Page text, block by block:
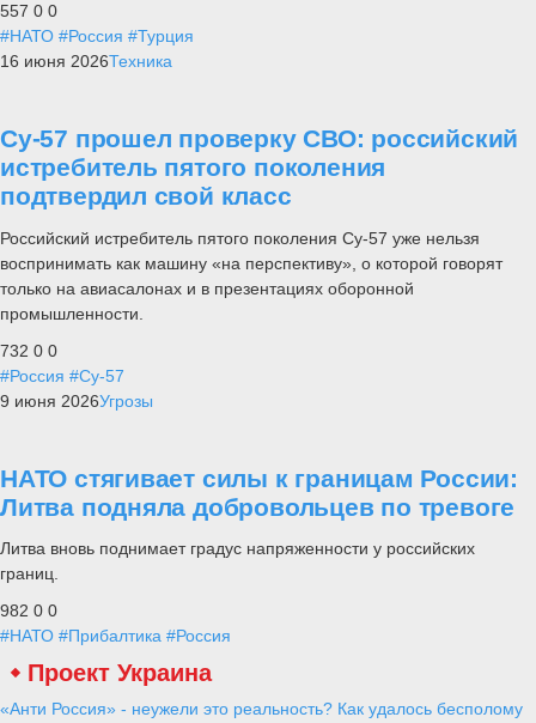
557 0 0
#НАТО #Россия #Турция
16 июня 2026Техника
Су-57 прошел проверку СВО: российский
истребитель пятого поколения
подтвердил свой класс
Российский истребитель пятого поколения Су-57 уже нельзя
воспринимать как машину «на перспективу», о которой говорят
только на авиасалонах и в презентациях оборонной
промышленности.
732 0 0
#Россия #Су-57
9 июня 2026Угрозы
НАТО стягивает силы к границам России:
Литва подняла добровольцев по тревоге
Литва вновь поднимает градус напряженности у российских
границ.
982 0 0
#НАТО #Прибалтика #Россия
Проект Украина
«Анти Россия» - неужели это реальность? Как удалось бесполому